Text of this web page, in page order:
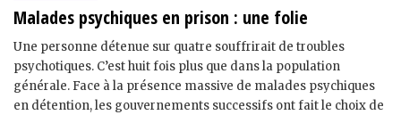
Malades psychiques en prison : une folie
Une personne détenue sur quatre souffrirait de troubles
psychotiques. C’est huit fois plus que dans la population
générale. Face à la présence massive de malades psychiques
en détention, les gouvernements successifs ont fait le choix de